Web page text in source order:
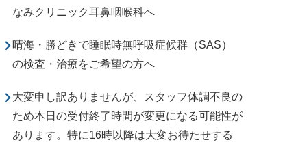
なみクリニック耳鼻咽喉科へ
晴海・勝どきで睡眠時無呼吸症候群（SAS）
の検査・治療をご希望の方へ
大変申し訳ありませんが、スタッフ体調不良の
ため本日の受付終了時間が変更になる可能性が
あります。特に16時以降は大変お待たせする